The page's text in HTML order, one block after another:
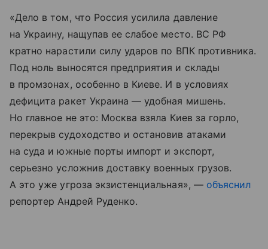
«Дело в том, что Россия усилила давление
на Украину, нащупав ее слабое место. ВС РФ
кратно нарастили силу ударов по ВПК противника.
Под ноль выносятся предприятия и склады
в промзонах, особенно в Киеве. И в условиях
дефицита ракет Украина — удобная мишень.
Но главное не это: Москва взяла Киев за горло,
перекрыв судоходство и остановив атаками
на суда и южные порты импорт и экспорт,
серьезно усложнив доставку военных грузов.
А это уже угроза экзистенциальная», — объяснил
репортер Андрей Руденко.